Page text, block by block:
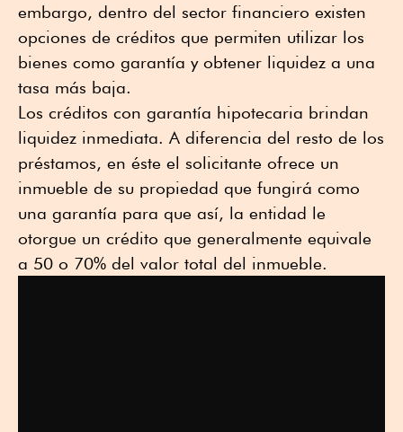
embargo, dentro del sector financiero existen
opciones de créditos que permiten utilizar los
bienes como garantía y obtener liquidez a una
tasa más baja.
Los créditos con garantía hipotecaria brindan
liquidez inmediata. A diferencia del resto de los
préstamos, en éste el solicitante ofrece un
inmueble de su propiedad que fungirá como
una garantía para que así, la entidad le
otorgue un crédito que generalmente equivale
a 50 o 70% del valor total del inmueble.